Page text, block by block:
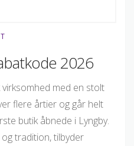
2026
med en stolt
flere årtier og går helt
butik åbnede i Lyngby.
tradition, tilbyder